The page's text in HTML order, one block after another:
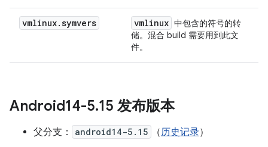
vmlinux.symvers vmlinux 中包含的符号的转
储。混合 build 需要用到此文
件。
Android14-5.15 发布版本
父分支： android14-5.15 （历史记录）